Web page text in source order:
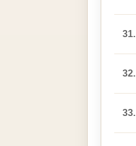
31.
32.
33.